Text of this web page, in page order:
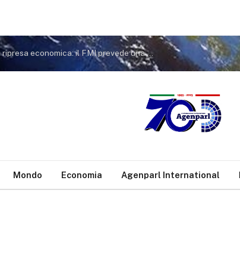
Siria, il ritorno dei rifugiati sostiene la ripresa economica: il FMI prevede una crescita a doppia cifra nel 2026
Mondo Economia Agenparl International